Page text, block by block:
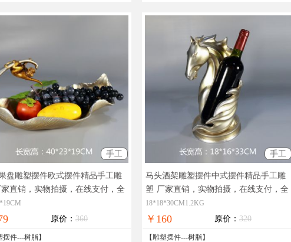
手工
盘雕塑摆件欧式摆件精品手工雕
家直销，实物拍摄，在线支付，全
原价： 360
摆件---树脂】
手工
马头酒架雕塑摆件中式摆件精品手工雕
塑 厂家直销，实物拍摄，在线支付，全
国免邮
18*18*30CM1.2KG
￥160 原价： 320
【雕塑摆件---树脂】